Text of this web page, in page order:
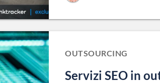
OUTSOURCING
Servizi SEO in